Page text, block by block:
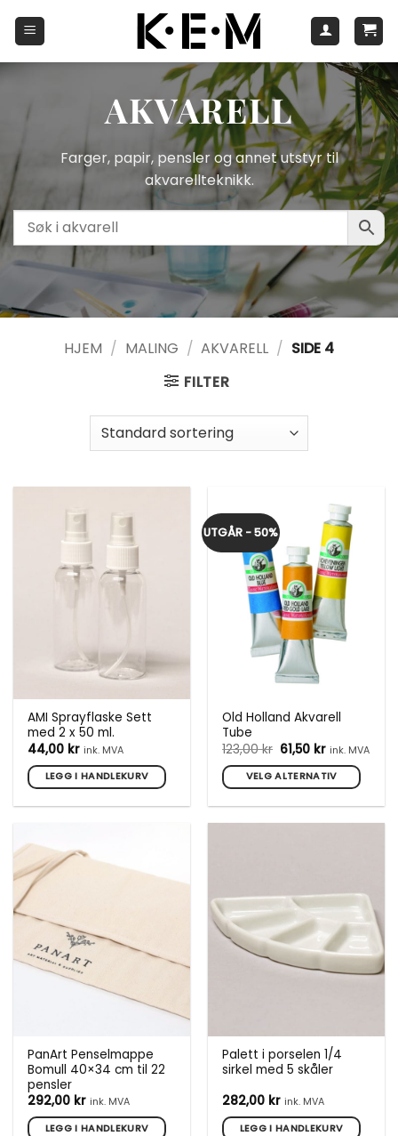
AKVARELL
Farger, papir, pensler og annet utstyr til
akvarellteknikk.
HJEM / MALING / AKVARELL / SIDE 4
FILTER
AMI Sprayflaske Sett
med 2 x 50 ml.
44,00 kr ink. MVA
LEGG I HANDLEKURV
UTGÅR - 50%
Old Holland Akvarell
Tube
123,00kr Opprinnelig
pris
var:
123,00 kr.
61,50 krNåværende
er:
61,50 kr.
ink. MVA
VELG ALTERNATIV
kan
velges
på
produktsiden
PanArt Penselmappe
Bomull 40×34 cm til 22
pensler
292,00 kr ink. MVA
LEGG I HANDLEKURV
Palett i porselen 1/4
sirkel med 5 skåler
282,00 kr ink. MVA
LEGG I HANDLEKURV